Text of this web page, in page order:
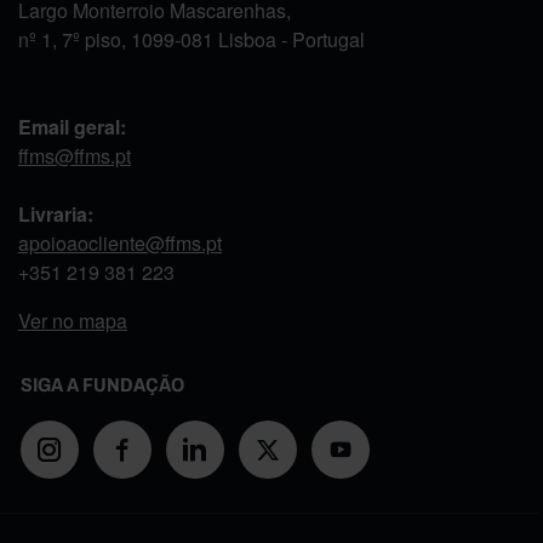
Largo Monterroio Mascarenhas,
nº 1, 7º piso, 1099-081 Lisboa - Portugal
Email geral:
ffms@ffms.pt
Livraria:
apoioaocliente@ffms.pt
+351 219 381 223
Ver no mapa
SIGA A FUNDAÇÃO